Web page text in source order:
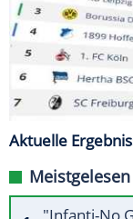
Aktuelle
Meistgelesen